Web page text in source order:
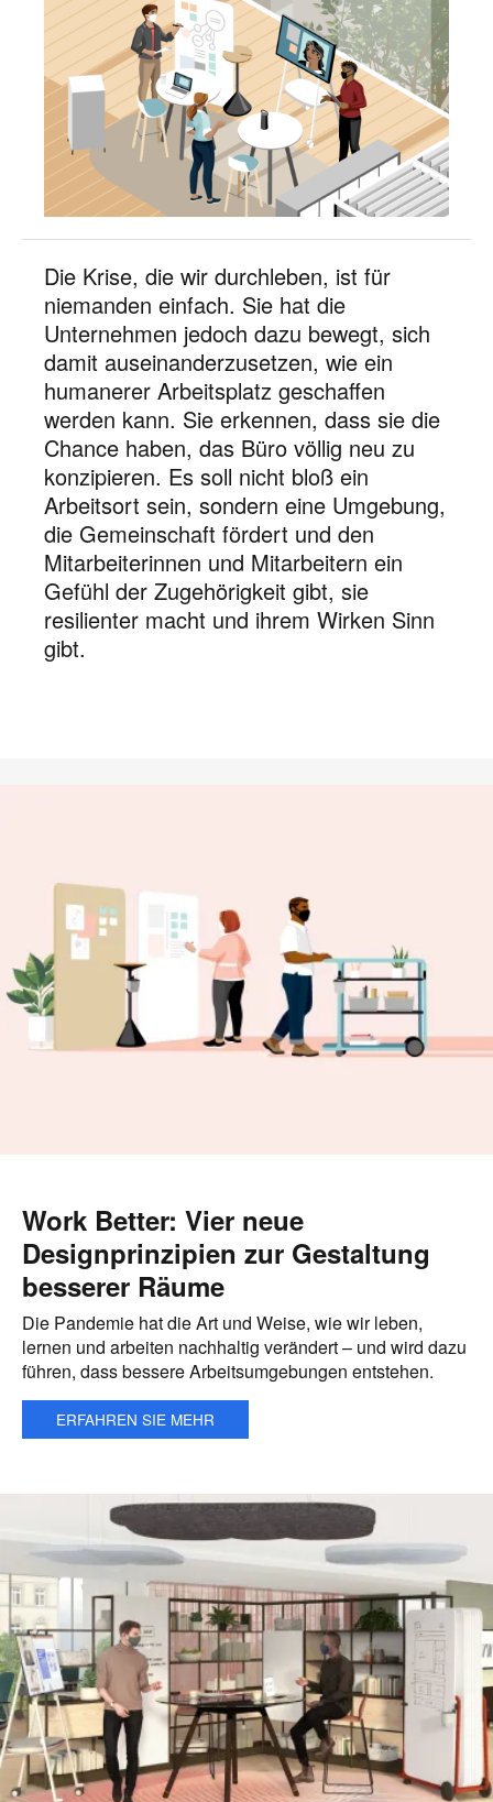
Die Krise, die wir durchleben, ist für
niemanden einfach. Sie hat die
Unternehmen jedoch dazu bewegt, sich
damit auseinanderzusetzen, wie ein
humanerer Arbeitsplatz geschaffen
werden kann. Sie erkennen, dass sie die
Chance haben, das Büro völlig neu zu
konzipieren. Es soll nicht bloß ein
Arbeitsort sein, sondern eine Umgebung,
die Gemeinschaft fördert und den
Mitarbeiterinnen und Mitarbeitern ein
Gefühl der Zugehörigkeit gibt, sie
resilienter macht und ihrem Wirken Sinn
gibt.
Work Better: Vier neue
Designprinzipien zur Gestaltung
besserer Räume
Die Pandemie hat die Art und Weise, wie wir leben,
lernen und arbeiten nachhaltig verändert – und wird dazu
führen, dass bessere Arbeitsumgebungen entstehen.
ERFAHREN SIE MEHR